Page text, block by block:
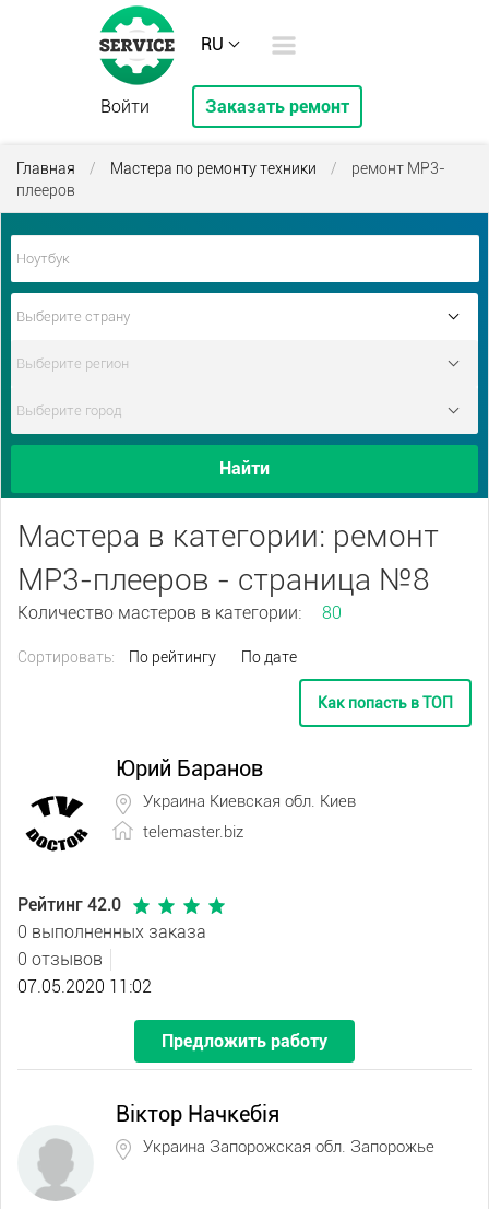
RU
Войти Заказать ремонт
Главная / Мастера по ремонту техники /
ремонт МР3-
плееров
Найти
Мастера в категории: ремонт
МР3-плееров - страница №8
Количество мастеров в категории: 80
Сортировать: По рейтингу По дате
Как попасть в ТОП
Юрий Баранов
Украина Киевская обл. Киев
telemaster.biz
Рейтинг 42.0
0 выполненных заказа
0 отзывов
07.05.2020 11:02
Предложить работу
Віктор Начкебія
Украина Запорожская обл. Запорожье